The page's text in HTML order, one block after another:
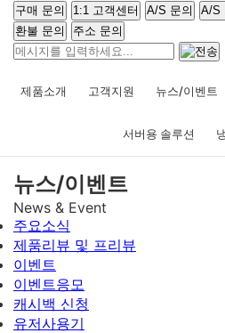
구매 문의 1:1 고객센터 A/S 문의 A/S
환불 문의
주소 문의
제품소개 고객지원 뉴스/이벤트
서버용 솔루션
뉴스/이벤트
News & Event
주요소식
제품리뷰 및 프리뷰
이벤트
이벤트응모
캐시백 신청
유저사용기